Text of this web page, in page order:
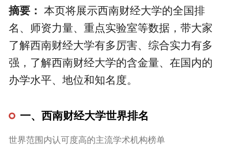
摘要：
本页将展示西南财经大学的全国排
名、师资力量、重点实验室等数据，带大家
了解西南财经大学有多厉害、综合实力有多
强，了解西南财经大学的含金量、在国内的
办学水平、地位和知名度。
一、西南财经大学世界排名
世界范围内认可度高的主流学术机构榜单